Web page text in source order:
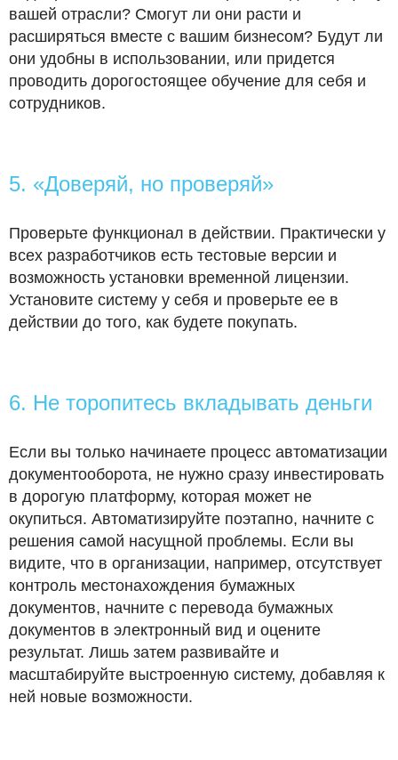
вашей отрасли? Смогут ли они расти и
расширяться вместе с вашим бизнесом? Будут ли
они удобны в использовании, или придется
проводить дорогостоящее обучение для себя и
сотрудников.
5. «Доверяй, но проверяй»
Проверьте функционал в действии. Практически у
всех разработчиков есть тестовые версии и
возможность установки временной лицензии.
Установите систему у себя и проверьте ее в
действии до того, как будете покупать.
6. Не торопитесь вкладывать деньги
Если вы только начинаете процесс автоматизации
документооборота, не нужно сразу инвестировать
в дорогую платформу, которая может не
окупиться. Автоматизируйте поэтапно, начните с
решения самой насущной проблемы. Если вы
видите, что в организации, например, отсутствует
контроль местонахождения бумажных
документов, начните с перевода бумажных
документов в электронный вид и оцените
результат. Лишь затем развивайте и
масштабируйте выстроенную систему, добавляя к
ней новые возможности.